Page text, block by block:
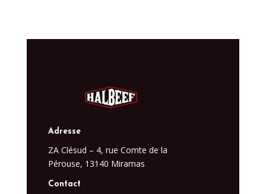
Adresse
ZA Clésud – 4, rue Comte de la
Pérouse, 13140 Miramas
Contact